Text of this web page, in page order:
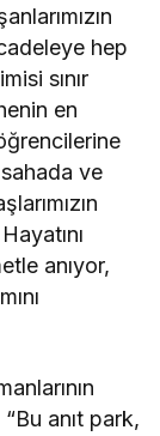
hep
sınır
en
ve
anıyor,
anıt park,